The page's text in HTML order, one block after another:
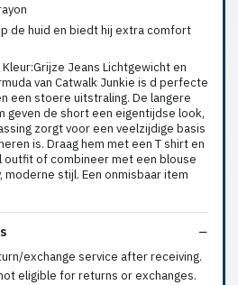
de huid en biedt hij extra comfort
Jeans Lichtgewicht en
van Catwalk Junkie is d perfecte
een stoere uitstraling. De langere
geven de short een eigentijdse look,
zorgt voor een veelzijdige basis
is. Draag hem met een T shirt en
outfit of combineer met een blouse
stijl. Een onmisbaar item
exchange service after receiving.
eligible for returns or exchanges.